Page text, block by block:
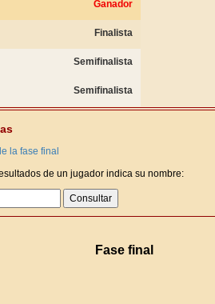
Ganador
Finalista
Semifinalista
Semifinalista
la fase final
de un jugador indica su nombre:
Fase final